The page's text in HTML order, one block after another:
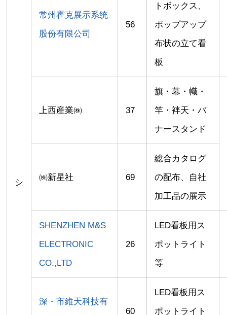
シ
常州霍克展示系统
股份有限公司
56
トボックス、
ポップアップ
布状の立て看
板
上西産業㈱ 37
旗・幕・幟・
竿・袢天・バ
ナースタンド
㈱新星社 69
総合カタログ
の配布、自社
加工品の展示
SHENZHEN M&S
ELECTRONIC
CO.,LTD
26
LED看板用ス
ポットライト
等
深・市維天科技有
60
LED看板用ス
ポットライト